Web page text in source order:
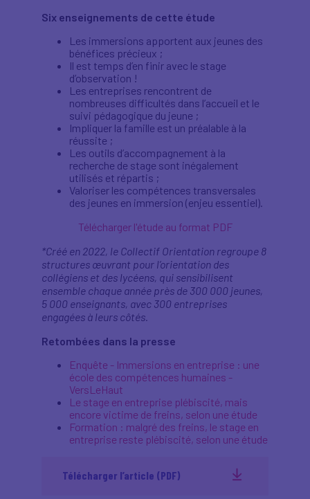
Six enseignements de cette étude
Les immersions apportent aux jeunes des
bénéfices précieux ;
Il est temps d’en finir avec le stage
d’observation !
Les entreprises rencontrent de
nombreuses difficultés dans l’accueil et le
suivi pédagogique du jeune ;
Impliquer la famille est un préalable à la
réussite ;
Les outils d’accompagnement à la
recherche de stage sont inégalement
utilisés et répartis ;
Valoriser les compétences transversales
des jeunes en immersion (enjeu essentiel).
Télécharger l'étude au format PDF
*Créé en 2022, le Collectif Orientation regroupe 8
structures œuvrant pour l’orientation des
collégiens et des lycéens, qui sensibilisent
ensemble chaque année près de 300 000 jeunes,
5 000 enseignants, avec 300 entreprises
engagées à leurs côtés.
Retombées dans la presse
Enquête - Immersions en entreprise : une
école des compétences humaines -
VersLeHaut
Le stage en entreprise plébiscité, mais
encore victime de freins, selon une étude
Formation : malgré des freins, le stage en
entreprise reste plébiscité, selon une étude
Télécharger l’article (PDF)